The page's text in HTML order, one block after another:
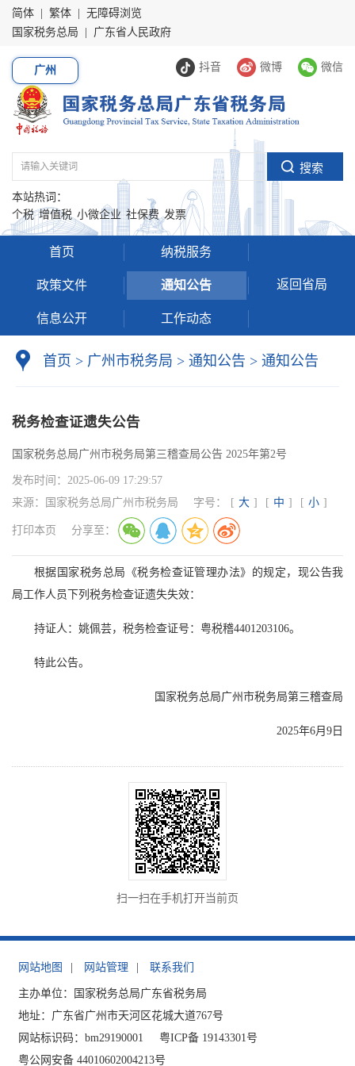
简体 繁体
无障碍浏览
国家税务总局
广东省人民政府
抖音 微博 微信
广州
本站热词：
个税 增值税 小微企业 社保费 发票
首页 纳税服务
政策文件 通知公告
信息公开 工作动态
返回省局
首页 > 广州市税务局 > 通知公告 > 通知公告
税务检查证遗失公告
国家税务总局广州市税务局第三稽查局公告 2025年第2号
发布时间： 2025-06-09 17:29:57
来源：
国家税务总局广州市税务局 字号： [ 大 ] [ 中 ] [ 小 ]
打印本页 分享至：
根据国家税务总局《税务检查证管理办法》的规定，现公告我
局工作人员下列税务检查证遗失失效：
持证人：姚佩芸，税务检查证号：粤税稽4401203106。
特此公告。
国家税务总局广州市税务局第三稽查局
2025年6月9日
扫一扫在手机打开当前页
网站地图 网站管理 联系我们
主办单位：国家税务总局广东省税务局
地址：广东省广州市天河区花城大道767号
网站标识码：bm29190001
粤ICP备 19143301号
粤公网安备 44010602004213号